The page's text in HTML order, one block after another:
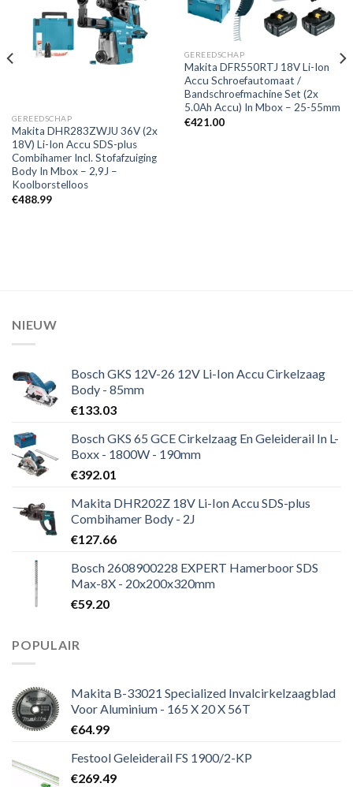
Toevoegen
aan
verlanglijst
GEREEDSCHAP
Makita DHR283ZWJU 36V (2x
18V) Li-Ion Accu SDS-plus
Combihamer Incl. Stofafzuiging
Body In Mbox – 2,9J –
Koolborstelloos
€488.99
Toevoegen
aan
verlanglijst
GEREEDSCHAP
Makita DFR550RTJ 18V Li-Ion
Accu Schroefautomaat /
Bandschroefmachine Set (2x
5.0Ah Accu) In Mbox – 25-55mm
€421.00
NIEUW
Bosch GKS 12V-26 12V Li-Ion Accu Cirkelzaag
Body - 85mm
€133.03
Bosch GKS 65 GCE Cirkelzaag En Geleiderail In L-
Boxx - 1800W - 190mm
€392.01
Makita DHR202Z 18V Li-Ion Accu SDS-plus
Combihamer Body - 2J
€127.66
Bosch 2608900228 EXPERT Hamerboor SDS
Max-8X - 20x200x320mm
€59.20
POPULAIR
Makita B-33021 Specialized Invalcirkelzaagblad
Voor Aluminium - 165 X 20 X 56T
€64.99
Festool Geleiderail FS 1900/2-KP
€269.49